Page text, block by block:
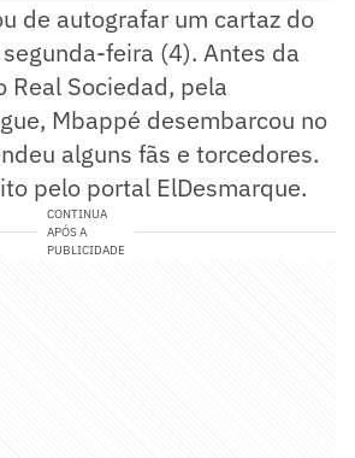
de autografar um cartaz do
feira (4). Antes da
Real Sociedad, pela
Mbappé desembarcou no
alguns fãs e torcedores.
pelo portal ElDesmarque.
CONTINUA
APÓS A
PUBLICIDADE